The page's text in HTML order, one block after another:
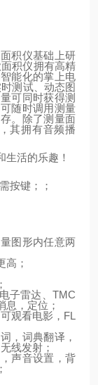
积仪基础上研
积仪拥有高精
能化的掌上电
测试、动态图
可同时获得测
随时调用测量
。除了测量面
其拥有音频播
活的乐趣！
按键；；
图形内任意两
高；
子雷达、 TMC
息，定位；
观看电影， FL
，词典翻译，
无线发射；
声音设置，背